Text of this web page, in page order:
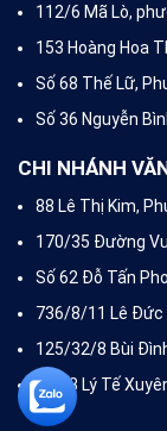
112/6 Mã Lò,
153 Hoàng Hoa
Số 68 Thế Lữ,
Số 36 Nguyễn
CHI NHÁNH
88 Lê Thị Kim,
170/35 Đường
Số 62 Đỗ Tấn
736/8/11 Lê Đức
125/32/8 Bùi
Số 88 Lý Tế